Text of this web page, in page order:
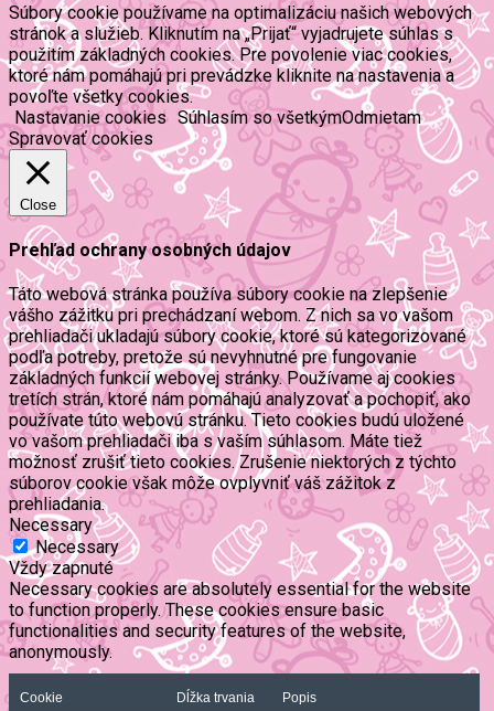
Súbory cookie používame na optimalizáciu našich webových
stránok a služieb. Kliknutím na „Prijať“ vyjadrujete súhlas s
použitím základných cookies. Pre povolenie viac cookies,
ktoré nám pomáhajú pri prevádzke kliknite na nastavenia a
povoľte všetky cookies.
Nastavanie cookies Súhlasím so všetkýmOdmietam
Spravovať cookies
Close
Prehľad ochrany osobných údajov
Táto webová stránka používa súbory cookie na zlepšenie
vášho zážitku pri prechádzaní webom. Z nich sa vo vašom
prehliadači ukladajú súbory cookie, ktoré sú kategorizované
podľa potreby, pretože sú nevyhnutné pre fungovanie
základných funkcií webovej stránky. Používame aj cookies
tretích strán, ktoré nám pomáhajú analyzovať a pochopiť, ako
používate túto webovú stránku. Tieto cookies budú uložené
vo vašom prehliadači iba s vaším súhlasom. Máte tiež
možnosť zrušiť tieto cookies. Zrušenie niektorých z týchto
súborov cookie však môže ovplyvniť váš zážitok z
prehliadania.
Necessary
Necessary
Vždy zapnuté
Necessary cookies are absolutely essential for the website
to function properly. These cookies ensure basic
functionalities and security features of the website,
anonymously.
Cookie Dĺžka trvania Popis